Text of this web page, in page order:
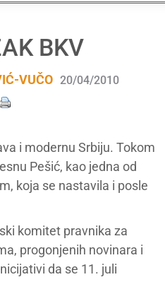
BKV
VUČO 20/04/2010
i modernu Srbiju. Tokom
Pešić, kao jedna od
koja se nastavila i posle
komitet pravnika za
progonjenih novinara i
da se 11. juli